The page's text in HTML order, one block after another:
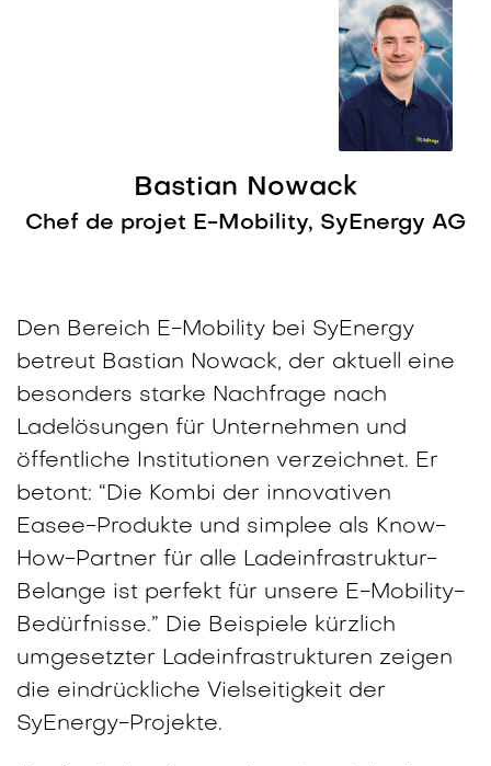
Bastian Nowack
Chef de projet E-Mobility, SyEnergy AG
Den Bereich E-Mobility bei SyEnergy
betreut Bastian Nowack, der aktuell eine
besonders starke Nachfrage nach
Ladelösungen für Unternehmen und
öffentliche Institutionen verzeichnet. Er
betont: “Die Kombi der innovativen
Easee-Produkte und simplee als Know-
How-Partner für alle Ladeinfrastruktur-
Belange ist perfekt für unsere E-Mobility-
Bedürfnisse.” Die Beispiele kürzlich
umgesetzter Ladeinfrastrukturen zeigen
die eindrückliche Vielseitigkeit der
SyEnergy-Projekte.